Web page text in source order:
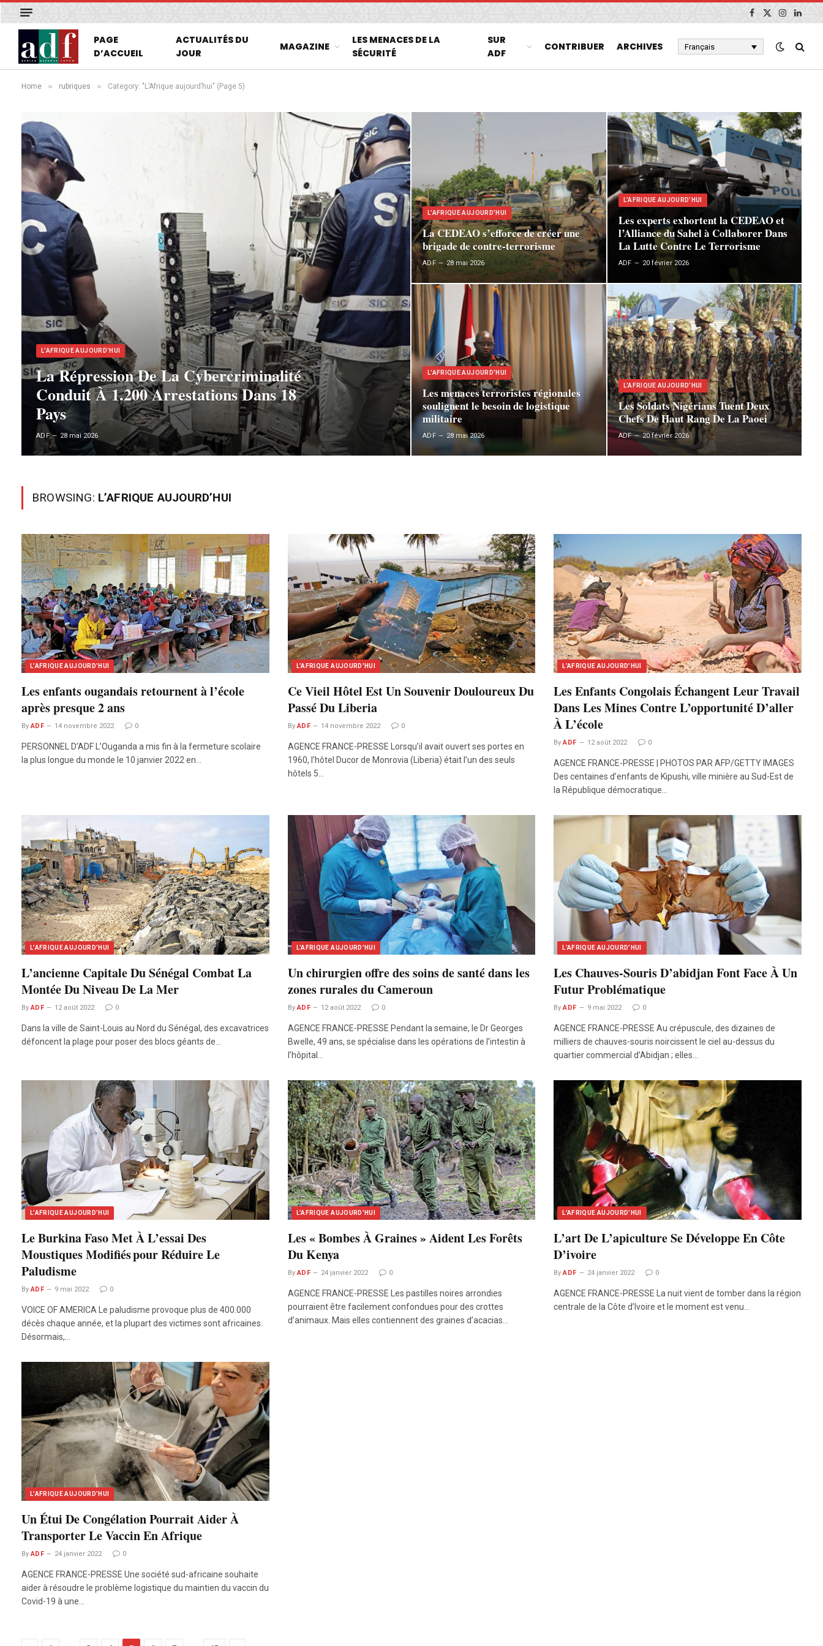
Facebook
X
Instagram
PAGE
D’ACCUEIL
ACTUALITÉS DU
JOUR
MAGAZINE
LES MENACES DE LA
SÉCURITÉ
SUR
ADF
CONTRIBUER ARCHIVES Français
Home » rubriques » Category: "L’Afrique aujourd’hui" (Page 5)
L’AFRIQUE AUJOURD’HUI
La Répression De La Cybercriminalité
Conduit À 1.200 Arrestations Dans 18
Pays
ADF 28 mai 2026
L’AFRIQUE AUJOURD’HUI
La CEDEAO s’efforce de créer une
brigade de contre-terrorisme
ADF 28 mai 2026
L’AFRIQUE AUJOURD’HUI
Les menaces terroristes régionales
soulignent le besoin de logistique
militaire
ADF 28 mai 2026
L’AFRIQUE AUJOURD’HUI
Les experts exhortent la CEDEAO et
l’Alliance du Sahel à Collaborer Dans
La Lutte Contre Le Terrorisme
ADF 20 février 2026
L’AFRIQUE AUJOURD’HUI
Les Soldats Nigérians Tuent Deux
Chefs De Haut Rang De La Paoei
ADF 20 février 2026
BROWSING: L’AFRIQUE AUJOURD’HUI
L’AFRIQUE AUJOURD’HUI
Les enfants ougandais retournent à l’école
après presque 2 ans
By ADF 14 novembre 2022 0
PERSONNEL D’ADF L’Ouganda a mis fin à la fermeture scolaire
la plus longue du monde le 10 janvier 2022 en…
L’AFRIQUE AUJOURD’HUI
Ce Vieil Hôtel Est Un Souvenir Douloureux Du
Passé Du Liberia
By ADF 14 novembre 2022 0
AGENCE FRANCE-PRESSE Lorsqu’il avait ouvert ses portes en
1960, l’hôtel Ducor de Monrovia (Liberia) était l’un des seuls
hôtels 5…
L’AFRIQUE AUJOURD’HUI
Les Enfants Congolais Échangent Leur Travail
Dans Les Mines Contre L’opportunité D’aller
À L’école
By ADF 12 août 2022 0
AGENCE FRANCE-PRESSE | PHOTOS PAR AFP/GETTY IMAGES
Des centaines d’enfants de Kipushi, ville minière au Sud-Est de
la République démocratique…
L’AFRIQUE AUJOURD’HUI
L’ancienne Capitale Du Sénégal Combat La
Montée Du Niveau De La Mer
By ADF 12 août 2022 0
Dans la ville de Saint-Louis au Nord du Sénégal, des excavatrices
défoncent la plage pour poser des blocs géants de…
L’AFRIQUE AUJOURD’HUI
Un chirurgien offre des soins de santé dans les
zones rurales du Cameroun
By ADF 12 août 2022 0
AGENCE FRANCE-PRESSE Pendant la semaine, le Dr Georges
Bwelle, 49 ans, se spécialise dans les opérations de l’intestin à
l’hôpital…
L’AFRIQUE AUJOURD’HUI
Les Chauves-Souris D’abidjan Font Face À Un
Futur Problématique
By ADF 9 mai 2022 0
AGENCE FRANCE-PRESSE Au crépuscule, des dizaines de
milliers de chauves-souris noircissent le ciel au-dessus du
quartier commercial d’Abidjan ; elles…
L’AFRIQUE AUJOURD’HUI
Le Burkina Faso Met À L’essai Des
Moustiques Modifiés pour Réduire Le
Paludisme
By ADF 9 mai 2022 0
VOICE OF AMERICA Le paludisme provoque plus de 400.000
décès chaque année, et la plupart des victimes sont africaines.
Désormais,…
L’AFRIQUE AUJOURD’HUI
Les « Bombes À Graines » Aident Les Forêts
Du Kenya
By ADF 24 janvier 2022 0
AGENCE FRANCE-PRESSE Les pastilles noires arrondies
pourraient être facilement confondues pour des crottes
d’animaux. Mais elles contiennent des graines d’acacias…
L’AFRIQUE AUJOURD’HUI
L’art De L’apiculture Se Développe En Côte
D’ivoire
By ADF 24 janvier 2022 0
AGENCE FRANCE-PRESSE La nuit vient de tomber dans la région
centrale de la Côte d’Ivoire et le moment est venu…
L’AFRIQUE AUJOURD’HUI
Un Étui De Congélation Pourrait Aider À
Transporter Le Vaccin En Afrique
By ADF 24 janvier 2022 0
AGENCE FRANCE-PRESSE Une société sud-africaine souhaite
aider à résoudre le problème logistique du maintien du vaccin du
Covid-19 à une…